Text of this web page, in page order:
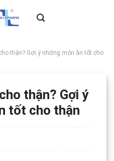
thận? Gợi ý những món ăn tốt cho
thận? Gợi ý
tốt cho thận